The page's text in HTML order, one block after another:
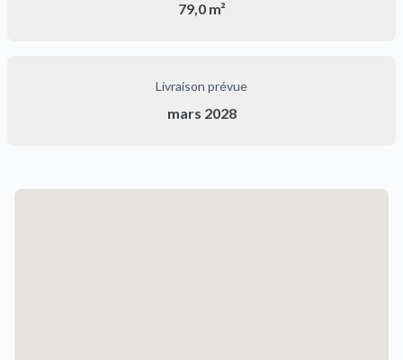
79,0 m²
Livraison prévue
mars 2028